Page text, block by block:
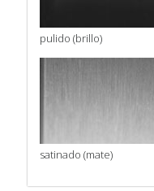
pulido (brillo)
satinado (mate)